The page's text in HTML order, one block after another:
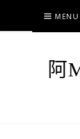
content
MENU
阿